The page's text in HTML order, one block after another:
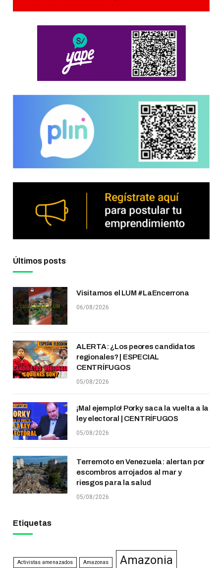
Últimos posts
Visitamos el LUM #LaEncerrona
06/08/2026
ALERTA: ¿Los peores candidatos
regionales? | ESPECIAL
CENTRÍFUGOS
05/08/2026
¡Mal ejemplo! Porky saca la vuelta a la
ley electoral | CENTRÍFUGOS
05/08/2026
Terremoto en Venezuela: alertan por
escombros arrojados al mar y
riesgos para la salud
05/08/2026
Etiquetas
Activistas amenazados Amazonas Amazonia